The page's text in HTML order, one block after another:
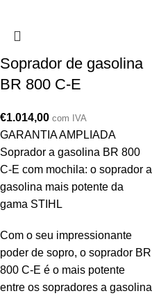
Soprador de gasolina
BR 800 C-E
€1.014,00 com IVA
GARANTIA AMPLIADA
Soprador a gasolina BR 800
C-E com mochila: o soprador a
gasolina mais potente da
gama STIHL
Com o seu impressionante
poder de sopro, o soprador BR
800 C-E é o mais potente
entre os sopradores a gasolina